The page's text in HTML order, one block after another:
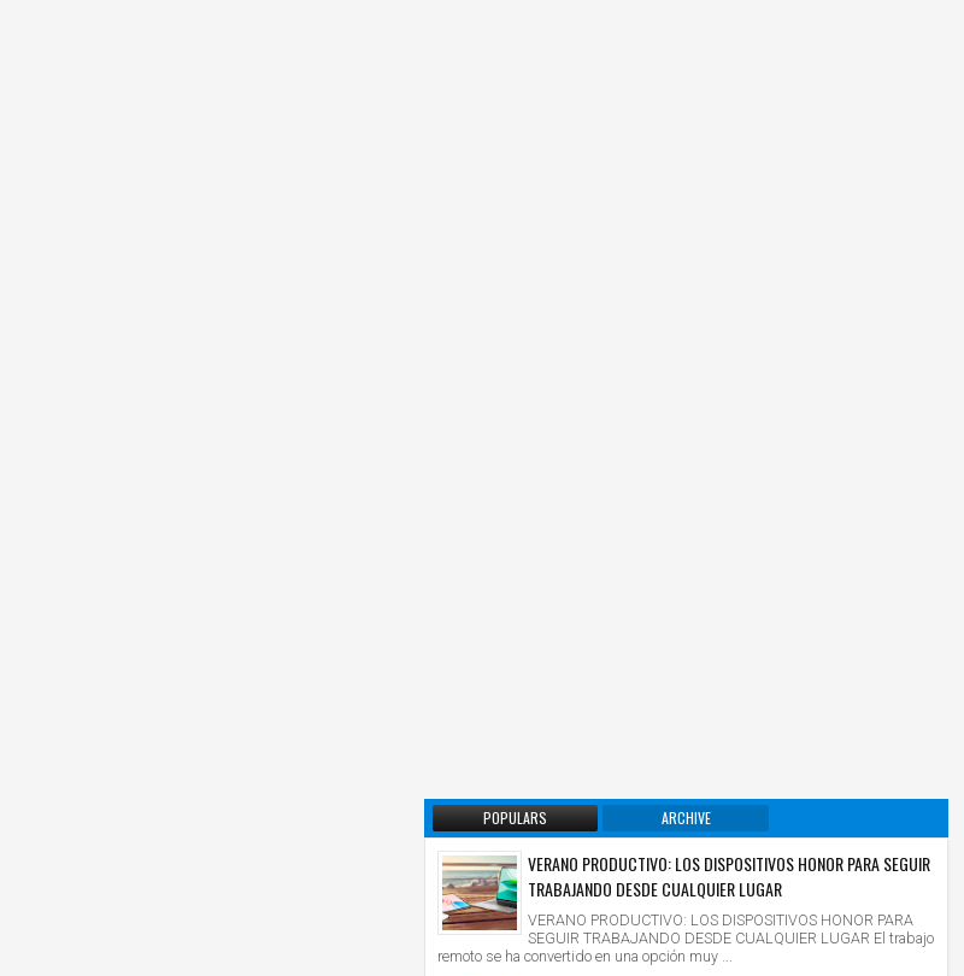
POPULARS ARCHIVE
VERANO PRODUCTIVO: LOS DISPOSITIVOS HONOR PARA SEGUIR
TRABAJANDO DESDE CUALQUIER LUGAR
VERANO PRODUCTIVO: LOS DISPOSITIVOS HONOR PARA
SEGUIR TRABAJANDO DESDE CUALQUIER LUGAR El trabajo
remoto se ha convertido en una opción muy ...